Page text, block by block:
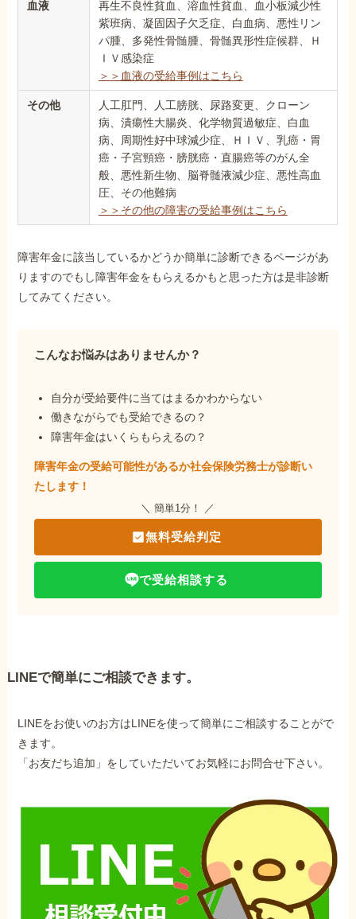
血液
再生不良性貧血、溶血性貧血、血小板減少性
紫班病、凝固因子欠乏症、白血病、悪性リン
パ腫、多発性骨髄腫、骨髄異形性症候群、Ｈ
ＩＶ感染症
＞＞血液の受給事例はこちら
その他
人工肛門、人工膀胱、尿路変更、クローン
病、潰瘍性大腸炎、化学物質過敏症、白血
病、周期性好中球減少症、ＨＩＶ、乳癌・胃
癌・子宮頸癌・膀胱癌・直腸癌等のがん全
般、悪性新生物、脳脊髄液減少症、悪性高血
圧、その他難病
＞＞その他の障害の受給事例はこちら
障害年金に該当しているかどうか簡単に診断できるページがあ
りますのでもし障害年金をもらえるかもと思った方は是非診断
してみてください。
こんなお悩みはありませんか？
自分が受給要件に当てはまるかわからない
働きながらでも受給できるの？
障害年金はいくらもらえるの？
障害年金の受給可能性があるか社会保険労務士が診断い
たします！
＼ 簡単1分！ ／
無料受給判定
で受給相談する
LINEで簡単にご相談できます。
LINEをお使いのお方はLINEを使って簡単にご相談することがで
きます。
「お友だち追加」をしていただいてお気軽にお問合せ下さい。